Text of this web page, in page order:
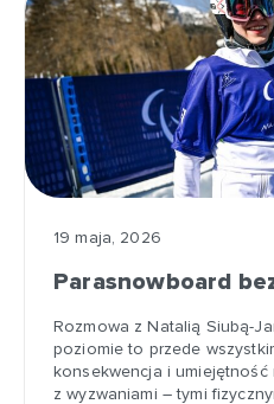
19 maja, 2026
Parasnowboard
Rozmowa z Natalią Siubą-
poziomie to przede
konsekwencja i umiejętność
z wyzwaniami – tymi